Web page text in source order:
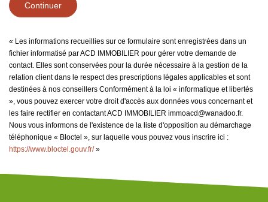
Continuer
« Les informations recueillies sur ce formulaire sont enregistrées dans un
fichier informatisé par ACD IMMOBILIER pour gérer votre demande de
contact. Elles sont conservées pour la durée nécessaire à la gestion de la
relation client dans le respect des prescriptions légales applicables et sont
destinées à nos conseillers Conformément à la loi « informatique et libertés
», vous pouvez exercer votre droit d'accès aux données vous concernant et
les faire rectifier en contactant ACD IMMOBILIER immoacd@wanadoo.fr.
Nous vous informons de l'existence de la liste d'opposition au démarchage
téléphonique « Bloctel », sur laquelle vous pouvez vous inscrire ici :
https://www.bloctel.gouv.fr/»